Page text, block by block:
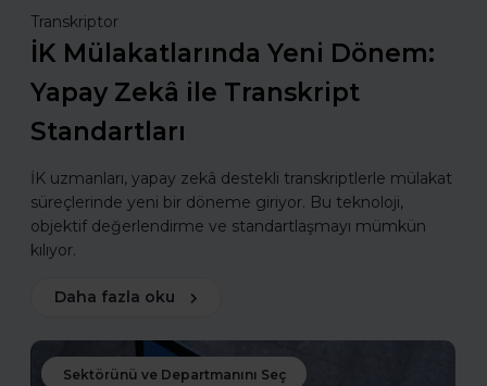
Transkriptor
İK Mülakatlarında Yeni Dönem:
Yapay Zekâ ile Transkript
Standartları
İK uzmanları, yapay zekâ destekli transkriptlerle mülakat
süreçlerinde yeni bir döneme giriyor. Bu teknoloji,
objektif değerlendirme ve standartlaşmayı mümkün
kılıyor.
Daha fazla oku
Sektörünü ve Departmanını Seç